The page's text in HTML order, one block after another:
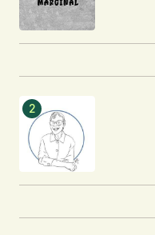
Seu nome*
Seu e-mail
Enviar comentário